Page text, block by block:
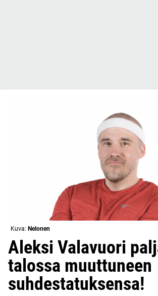
Kuva: Nelonen
Aleksi Valavuori
talossa muuttuneen
suhdestatuksensa!